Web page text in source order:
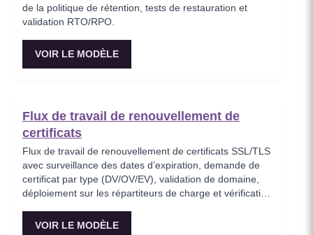
de la politique de rétention, tests de restauration et
validation RTO/RPO.
VOIR LE MODÈLE
Flux de travail de renouvellement de
certificats
Flux de travail de renouvellement de certificats SSL/TLS
avec surveillance des dates d’expiration, demande de
certificat par type (DV/OV/EV), validation de domaine,
déploiement sur les répartiteurs de charge et vérification
VOIR LE MODÈLE